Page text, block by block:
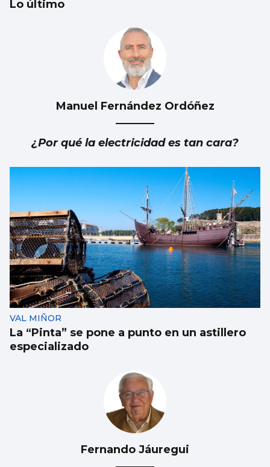
Lo último
Manuel Fernández Ordóñez
¿Por qué la electricidad es tan cara?
VAL MIÑOR
La “Pinta” se pone a punto en un astillero
especializado
Fernando Jáuregui